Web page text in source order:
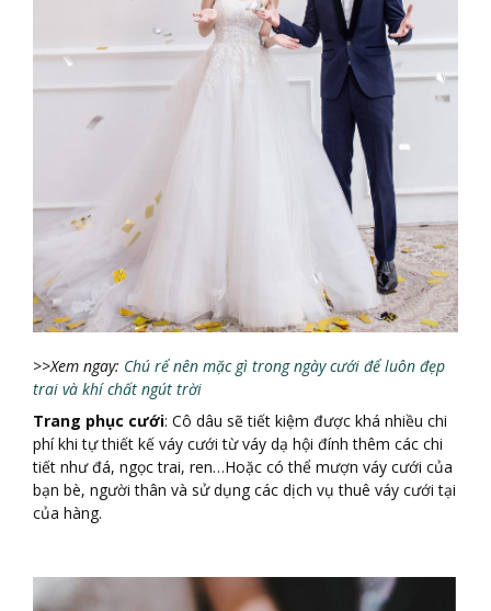
>>Xem ngay: Chú rể nên mặc gì trong ngày cưới để luôn đẹp
trai và khí chất ngút trời
Trang phục cưới: Cô dâu sẽ tiết kiệm được khá nhiều chi
phí khi tự thiết kế váy cưới từ váy dạ hội đính thêm các chi
tiết như đá, ngọc trai, ren…Hoặc có thể mượn váy cưới của
bạn bè, người thân và sử dụng các dịch vụ thuê váy cưới tại
của hàng.